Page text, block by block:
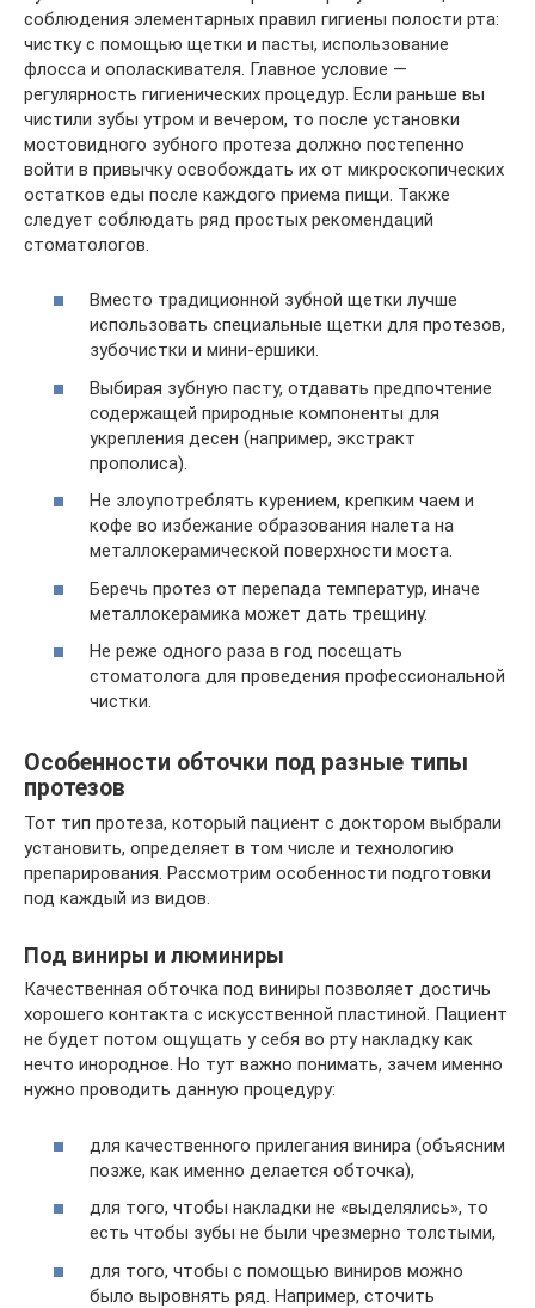
соблюдения элементарных правил гигиены полости рта:
чистку с помощью щетки и пасты, использование
флосса и ополаскивателя. Главное условие —
регулярность гигиенических процедур. Если раньше вы
чистили зубы утром и вечером, то после установки
мостовидного зубного протеза должно постепенно
войти в привычку освобождать их от микроскопических
остатков еды после каждого приема пищи. Также
следует соблюдать ряд простых рекомендаций
стоматологов.
Вместо традиционной зубной щетки лучше
использовать специальные щетки для протезов,
зубочистки и мини-ершики.
Выбирая зубную пасту, отдавать предпочтение
содержащей природные компоненты для
укрепления десен (например, экстракт
прополиса).
Не злоупотреблять курением, крепким чаем и
кофе во избежание образования налета на
металлокерамической поверхности моста.
Беречь протез от перепада температур, иначе
металлокерамика может дать трещину.
Не реже одного раза в год посещать
стоматолога для проведения профессиональной
чистки.
Особенности обточки под разные типы
протезов
Тот тип протеза, который пациент с доктором выбрали
установить, определяет в том числе и технологию
препарирования. Рассмотрим особенности подготовки
под каждый из видов.
Под виниры и люминиры
Качественная обточка под виниры позволяет достичь
хорошего контакта с искусственной пластиной. Пациент
не будет потом ощущать у себя во рту накладку как
нечто инородное. Но тут важно понимать, зачем именно
нужно проводить данную процедуру:
для качественного прилегания винира (объясним
позже, как именно делается обточка),
для того, чтобы накладки не «выделялись», то
есть чтобы зубы не были чрезмерно толстыми,
для того, чтобы с помощью виниров можно
было выровнять ряд. Например, сточить